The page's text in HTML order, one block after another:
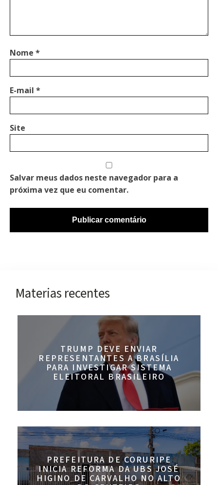
Nome *
E-mail *
Site
Salvar meus dados neste navegador para a
próxima vez que eu comentar.
Materias recentes
TRUMP DEVE ENVIAR
REPRESENTANTES A BRASÍLIA
PARA INVESTIGAR SISTEMA
ELEITORAL BRASILEIRO
PREFEITURA DE CORURIPE
INICIA REFORMA DA UBS JOSÉ
HIGINO DE CARVALHO NO ALTO